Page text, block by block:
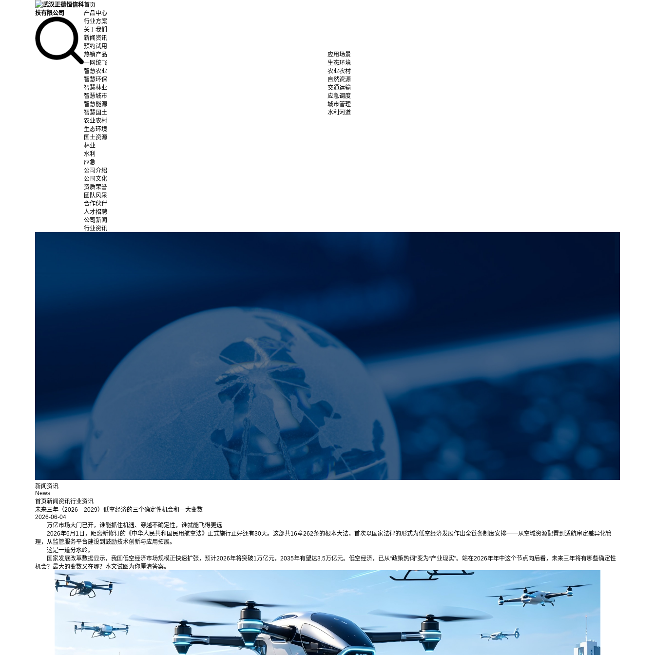
首页
产品中心
行业方案
关于我们
新闻资讯
预约试用
热销产品
一网统飞
智慧农业
智慧环保
智慧林业
智慧城市
智慧能源
智慧国土
应用场景
生态环境
农业农村
自然资源
交通运输
应急调度
城市管理
水利河道
农业农村
生态环境
国土资源
林业
水利
应急
公司介绍
公司文化
资质荣誉
团队风采
合作伙伴
人才招聘
公司新闻
行业资讯
新闻资讯
News
首页新闻资讯行业资讯
未来三年（2026—2029）低空经济的三个确定性机会和一大变数
2026-06-04
万亿市场大门已开，谁能抓住机遇、穿越不确定性，谁就能飞得更远
2026年6月1日，距离新修订的《中华人民共和国民用航空法》正式施行正好还有30天。这部共16章262条的根本大法，首次以国家法律的形式为低空经济发展作出全链条制度安排——从空域资源配置到适航审定差异化管
理，从监管服务平台建设到鼓励技术创新与应用拓展。
这是一道分水岭。
国家发展改革数据显示，我国低空经济市场规模正快速扩张，预计2026年将突破1万亿元，2035年有望达3.5万亿元。低空经济，已从“政策热词”变为“产业现实”。站在2026年年中这个节点向后看，未来三年将有哪些确定性
机会？最大的变数又在哪？本文试图为你厘清答案。